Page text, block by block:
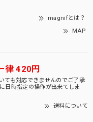
magnifとは？
MAP
律 420円
ても対応できませんのでご了承
日時指定の操作が出来てしま
送料について